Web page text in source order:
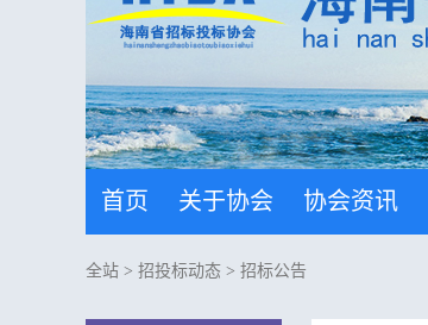
首页 关于协会 协会资讯
全站 > 招投标动态 > 招标公告